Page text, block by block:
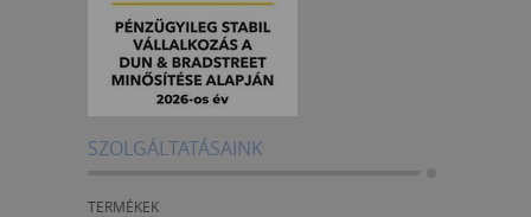
SZOLGÁLTATÁSAINK
TERMÉKEK